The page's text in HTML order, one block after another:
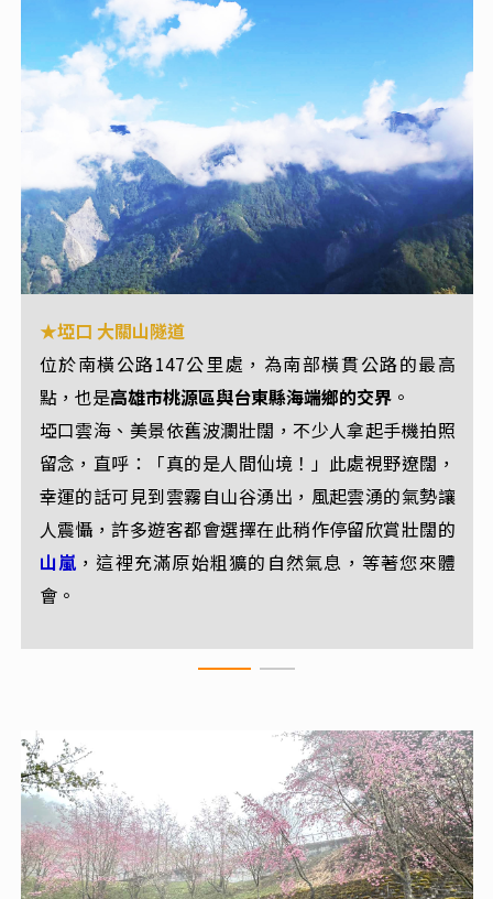
★埡口 大關山隧道
位於南橫公路147公里處，為南部橫貫公路的最高
點，也是高雄市桃源區與台東縣海端鄉的交界。
埡口雲海、美景依舊波瀾壯闊，不少人拿起手機拍照
留念，直呼：「真的是人間仙境！」此處視野遼闊，
幸運的話可見到雲霧自山谷湧出，風起雲湧的氣勢讓
人震懾，許多遊客都會選擇在此稍作停留欣賞壯闊的
山嵐 ，這裡充滿原始粗獷的自然氣息，等著您來體
會。
★檜谷
台灣南橫公路上旅遊景點，海拔2487公尺，位於台20
線141公里～145公里之路段。
沿途森林景觀由紅檜、扁柏等檜木林樹種構成，又因
檜谷位處霧林帶的高度，故這裡的 氣候溼潤涼爽，而
且雲杉、鐵杉等針葉樹種混交於林間，反映出暖溫帶
與涼溫帶的山地氣候。